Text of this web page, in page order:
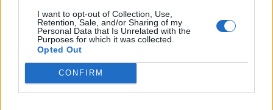
I want to opt-out of Collection, Use,
Retention, Sale, and/or Sharing of my
Personal Data that Is Unrelated with the
Purposes for which it was collected.
Opted Out
CONFIRM
Az előfizetés a következőket tartalmazza:
Portfolio.hu teljes cikkarchívum
Kötéslisták: BÉT elmúlt 2 év napon belüli
kötéslistái
Előfizetés